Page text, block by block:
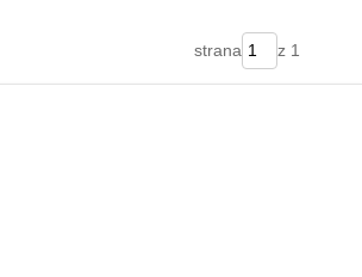
strana z 1
doba: Pondělí - Pátek